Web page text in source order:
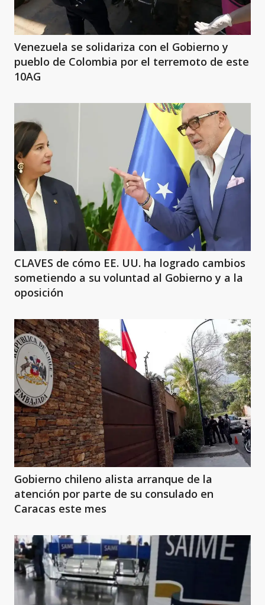
Venezuela se solidariza con el Gobierno y
pueblo de Colombia por el terremoto de este
10AG
CLAVES de cómo EE. UU. ha logrado cambios
sometiendo a su voluntad al Gobierno y a la
oposición
Gobierno chileno alista arranque de la
atención por parte de su consulado en
Caracas este mes